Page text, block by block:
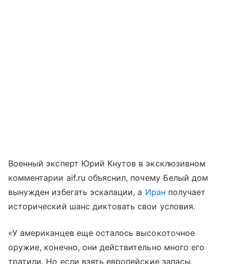
Военный эксперт Юрий Кнутов в эксклюзивном
комментарии aif.ru объяснил, почему Белый дом
вынужден избегать эскалации, а Иран получает
исторический шанс диктовать свои условия.
«У американцев еще осталось высокоточное
оружие, конечно, они действительно много его
тратили. Но если взять европейские запасы,